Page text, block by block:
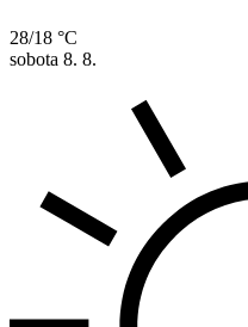
28/18 °C
sobota 8. 8.